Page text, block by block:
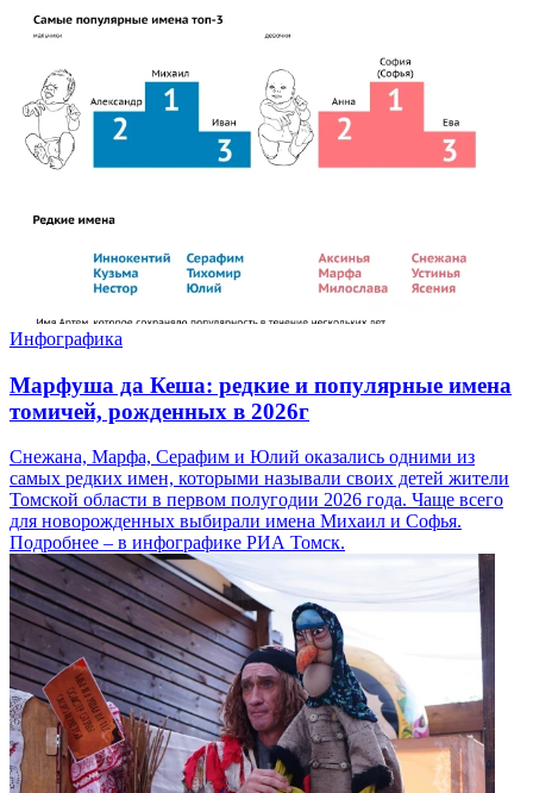
Инфографика
Марфуша да Кеша: редкие и популярные имена
томичей, рожденных в 2026г
Снежана, Марфа, Серафим и Юлий оказались одними из
самых редких имен, которыми называли своих детей жители
Томской области в первом полугодии 2026 года. Чаще всего
для новорожденных выбирали имена Михаил и Софья.
Подробнее – в инфографике РИА Томск.